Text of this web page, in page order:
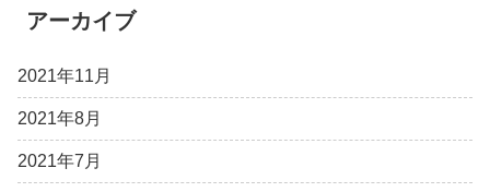
アーカイブ
2021年11月
2021年8月
2021年7月